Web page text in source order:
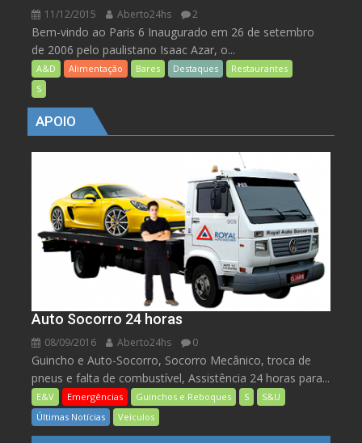
11/12/2015 Aberto24hs 2
Bem-vindo ao Paris 6 Inaugurado em 26 de setembro
de 2006 pelo paulistano Isaac Azar, o...
A&D Alimentação Bares Destaques
Restaurantes
S
APOIO
Auto Socorro 24 horas
08/09/2016 Aberto24hs 0
Guincho e Auto-Socorro, Socorro Mecânico, troca de
pneus e falta de combustível, Assistência 24 horas para...
E&V Emergências Guinchos e Reboques S
S&U
Últimas Notícias
Veículos